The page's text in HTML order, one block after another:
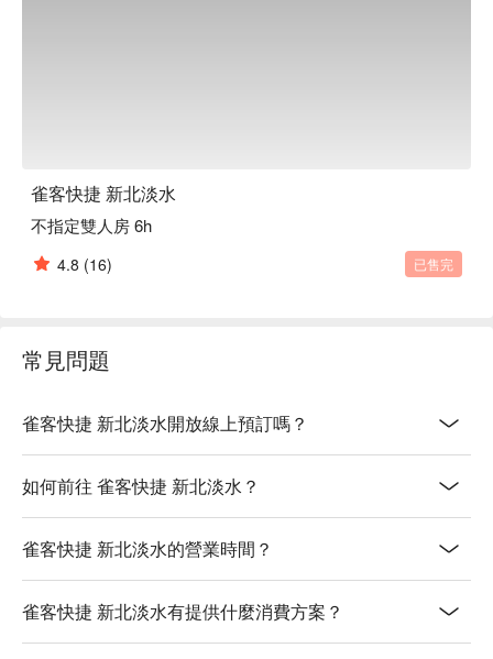
雀客快捷 新北淡水
不指定雙人房 6h
4.8 (16) 已售完
常見問題
雀客快捷 新北淡水開放線上預訂嗎？
如何前往 雀客快捷 新北淡水？
雀客快捷 新北淡水的營業時間？
雀客快捷 新北淡水有提供什麼消費方案？